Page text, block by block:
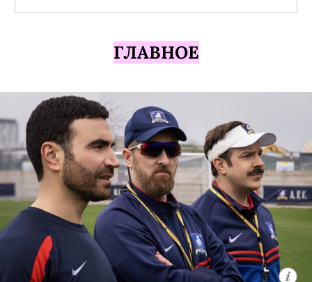
ГЛАВНОЕ